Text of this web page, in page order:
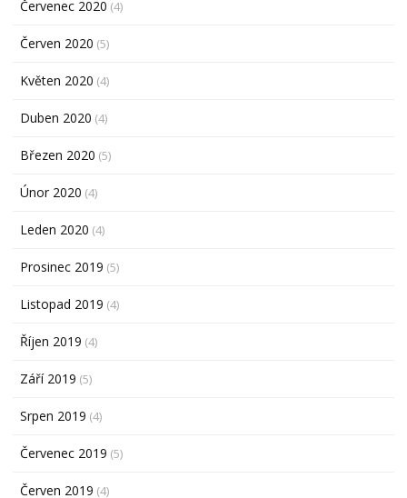
Červenec 2020 (4)
Červen 2020 (5)
Květen 2020 (4)
Duben 2020 (4)
Březen 2020 (5)
Únor 2020 (4)
Leden 2020 (4)
Prosinec 2019 (5)
Listopad 2019 (4)
Říjen 2019 (4)
Září 2019 (5)
Srpen 2019 (4)
Červenec 2019 (5)
Červen 2019 (4)